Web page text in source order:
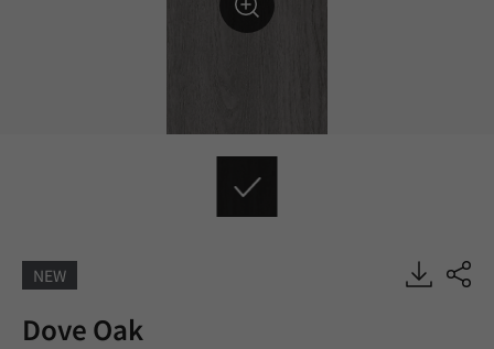
NEW
Dove Oak, Commercial, EXTERIOR
Dove Oak